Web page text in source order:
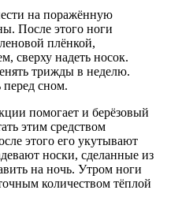
на поражённую
После этого ноги
плёнкой,
сверху надеть носок.
трижды в неделю.
перед сном.
помогает и берёзовый
этим средством
этого его укутывают
носки, сделанные из
на ночь. Утром ноги
количеством тёплой